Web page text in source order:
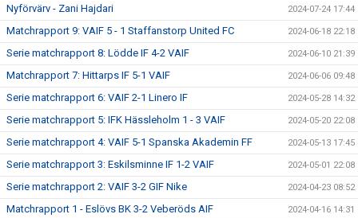
Nyförvärv - Zani Hajdari 2024-07-24 17:44
Matchrapport 9: VAIF 5 - 1 Staffanstorp United FC 2024-06-18 22:18
Serie matchrapport 8: Lödde IF 4-2 VAIF 2024-06-10 21:39
Matchrapport 7: Hittarps IF 5-1 VAIF 2024-06-06 09:48
Serie matchrapport 6: VAIF 2-1 Linero IF 2024-05-28 14:32
Serie matchrapport 5: IFK Hässleholm 1 - 3 VAIF 2024-05-20 22:08
Serie matchrapport 4: VAIF 5-1 Spanska Akademin FF 2024-05-13 17:45
Serie matchrapport 3: Eskilsminne IF 1-2 VAIF 2024-05-01 22:08
Serie matchrapport 2: VAIF 3-2 GIF Nike 2024-04-23 08:52
Matchrapport 1 - Eslövs BK 3-2 Veberöds AIF 2024-04-16 14:31